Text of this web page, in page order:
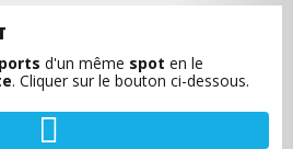
d'un même spot en le
. Cliquer sur le bouton ci-dessous.